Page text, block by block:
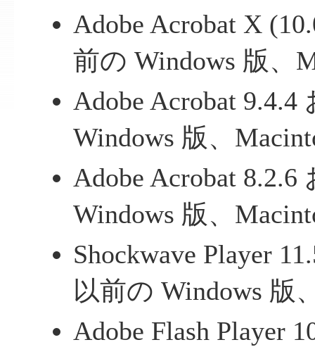
Adobe Acrobat X
前の Windows 版、
Adobe Acrobat
Windows 版、
Adobe Acrobat
Windows 版、
Shockwave Player
以前の Windows 版
Adobe Flash Player